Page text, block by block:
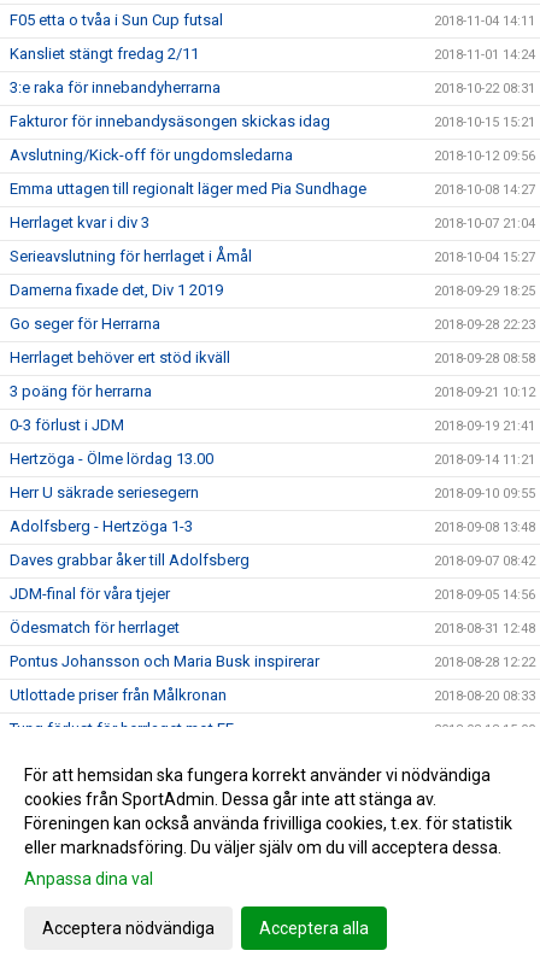
F05 etta o tvåa i Sun Cup futsal 2018-11-04 14:11
Kansliet stängt fredag 2/11 2018-11-01 14:24
3:e raka för innebandyherrarna 2018-10-22 08:31
Fakturor för innebandysäsongen skickas idag 2018-10-15 15:21
Avslutning/Kick-off för ungdomsledarna 2018-10-12 09:56
Emma uttagen till regionalt läger med Pia Sundhage 2018-10-08 14:27
Herrlaget kvar i div 3 2018-10-07 21:04
Serieavslutning för herrlaget i Åmål 2018-10-04 15:27
Damerna fixade det, Div 1 2019 2018-09-29 18:25
Go seger för Herrarna 2018-09-28 22:23
Herrlaget behöver ert stöd ikväll 2018-09-28 08:58
3 poäng för herrarna 2018-09-21 10:12
0-3 förlust i JDM 2018-09-19 21:41
Hertzöga - Ölme lördag 13.00 2018-09-14 11:21
Herr U säkrade seriesegern 2018-09-10 09:55
Adolfsberg - Hertzöga 1-3 2018-09-08 13:48
Daves grabbar åker till Adolfsberg 2018-09-07 08:42
JDM-final för våra tjejer 2018-09-05 14:56
Ödesmatch för herrlaget 2018-08-31 12:48
Pontus Johansson och Maria Busk inspirerar 2018-08-28 12:22
Utlottade priser från Målkronan 2018-08-20 08:33
Tung förlust för herrlaget mot FF 2018-08-18 15:00
Seger 2-1 mot Bosna 92
Mv utbildning flyttad 2018-08-07 17:34
10-åringarnas cup och nytt rekord
För att hemsidan ska fungera korrekt använder vi nödvändiga
cookies från SportAdmin. Dessa går inte att stänga av.
Föreningen kan också använda frivilliga cookies, t.ex. för statistik
eller marknadsföring. Du väljer själv om du vill acceptera dessa.
Anpassa dina val
Acceptera nödvändiga Acceptera alla